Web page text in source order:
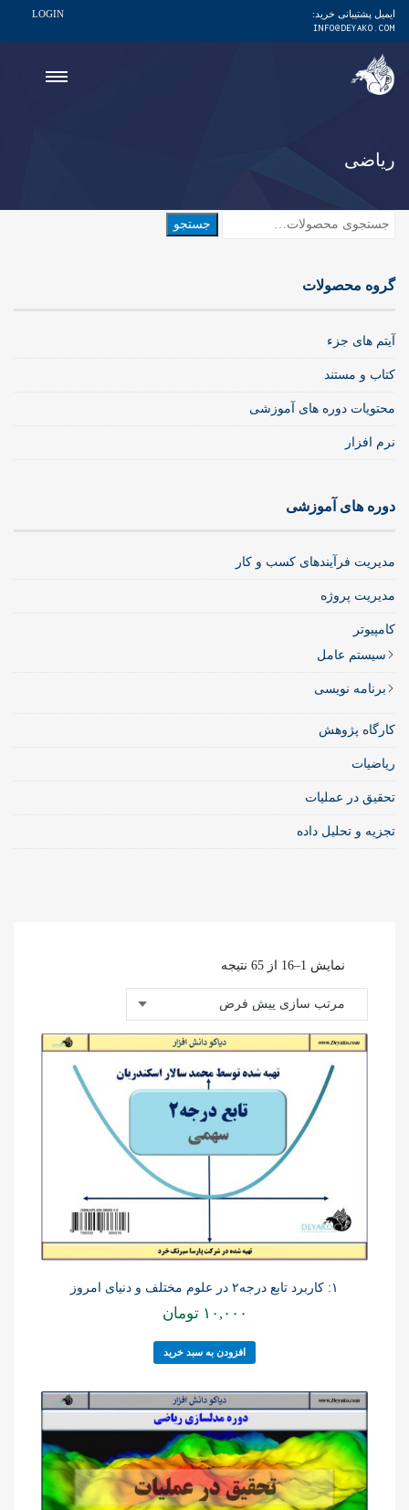
ایمیل پشتیبانی خرید:
INFO@DEYAKO.COM
LOGIN
ریاضی
جستجو
گروه محصولات
آیتم های جزء
کتاب و مستند
محتویات دوره های آموزشی
نرم افزار
دوره های آموزشی
مدیریت فرآیندهای کسب و کار
مدیریت پروژه
کامپیوتر
سیستم عامل
برنامه نویسی
کارگاه پژوهش
ریاضیات
تحقیق در عملیات
تجزیه و تحلیل داده
نمایش 1–16 از 65 نتیجه
۱: کاربرد تابع درجه۲ در علوم مختلف و دنیای امروز
۱۰,۰۰۰ تومان
افزودن به سبد خرید